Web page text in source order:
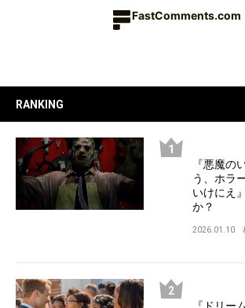
FastComments.com
RANKING
『悪魔の
う、ホラ
いけにえ
か？
2026.01.10